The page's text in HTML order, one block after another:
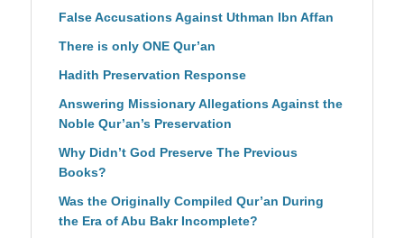
False Accusations Against Uthman Ibn Affan
There is only ONE Qur’an
Hadith Preservation Response
Answering Missionary Allegations Against the
Noble Qur’an’s Preservation
Why Didn’t God Preserve The Previous
Books?
Was the Originally Compiled Qur’an During
the Era of Abu Bakr Incomplete?